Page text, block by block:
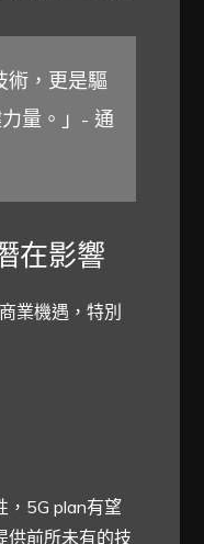
術，更是驅
量。」- 通
在影響
業機遇，特別
，5G plan有望
供前所未有的技